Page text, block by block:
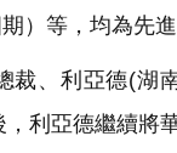
）等，均為先
、利亞德(湖
利亞德繼續將